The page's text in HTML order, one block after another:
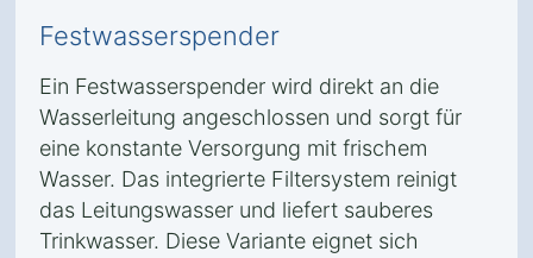
Festwasserspender
Ein Festwasserspender wird direkt an die
Wasserleitung angeschlossen und sorgt für
eine konstante Versorgung mit frischem
Wasser. Das integrierte Filtersystem reinigt
das Leitungswasser und liefert sauberes
Trinkwasser. Diese Variante eignet sich